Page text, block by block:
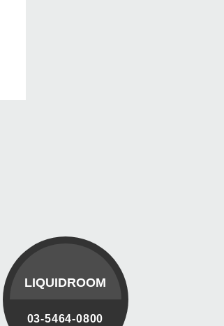
LIQUIDROOM
03-5464-0800